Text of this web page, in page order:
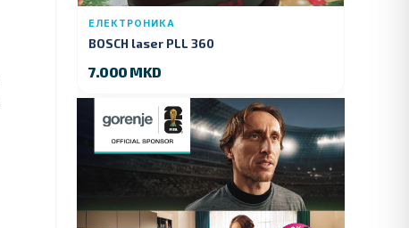
ЕЛЕКТРОНИКА
BOSCH laser PLL 360
7.000 MKD